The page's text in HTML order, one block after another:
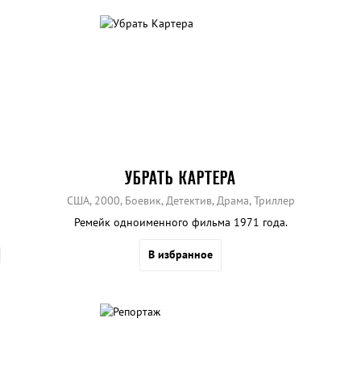
УБРАТЬ КАРТЕРА
США, 2000, Боевик, Детектив, Драма, Триллер
Ремейк одноименного фильма 1971 года.
В избранное